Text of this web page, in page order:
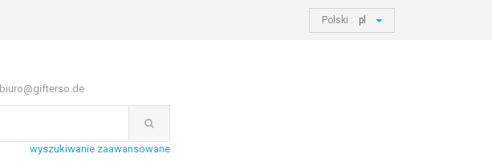
Polski : pl
biuro@gifterso.de
wyszukiwanie zaawansowane